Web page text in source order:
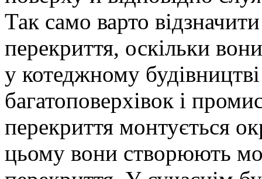
Так само варто
перекриття, оскільки
у котеджному будівництві
багатоповерхівок і
перекриття монтується
цьому вони створюють